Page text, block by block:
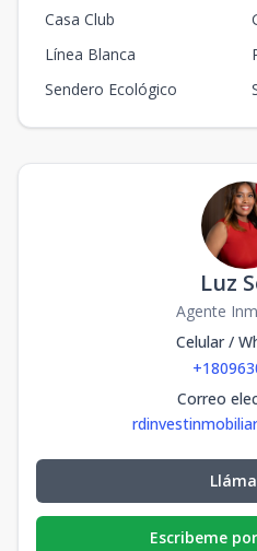
Casa Club
Línea Blanca
Sendero Ecológico
Luz
Agente
Celular /
Correo
Escribeme